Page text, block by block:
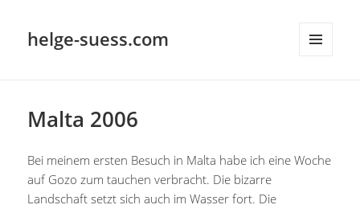
helge-suess.com
Malta 2006
Bei meinem ersten Besuch in Malta habe ich eine Woche
auf Gozo zum tauchen verbracht. Die bizarre
Landschaft setzt sich auch im Wasser fort. Die